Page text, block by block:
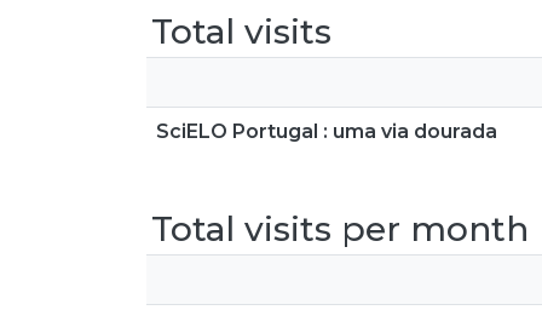
Total visits
SciELO Portugal : uma via dourada
Total visits per month